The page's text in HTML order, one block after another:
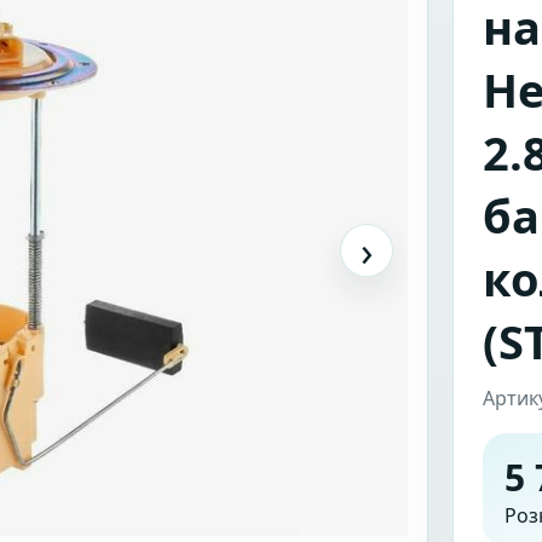
›
5